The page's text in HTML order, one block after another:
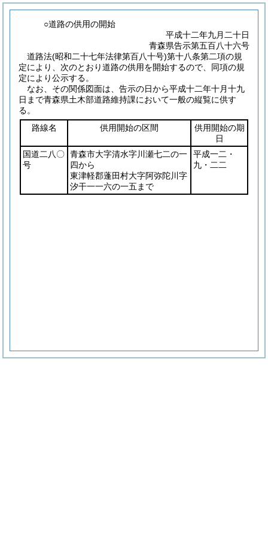
○道路の供用の開始
平成十二年九月二十日
青森県告示第五百八十六号
道路法(昭和二十七年法律第百八十号)第十八条第二項の規
定により、次のとおり道路の供用を開始するので、同項の規
定により公示する。
なお、その関係図面は、告示の日から平成十二年十月十九
日まで青森県土木部道路維持課において一般の縦覧に供す
る。
路線名
供用開始の区間
供用開始の期
日
国道二八〇
号
青森市大字清水字川瀬七二の一
四から
東津軽郡蓬田村大字阿弥陀川字
汐干一一六の一五まで
平成一二・
九・二二